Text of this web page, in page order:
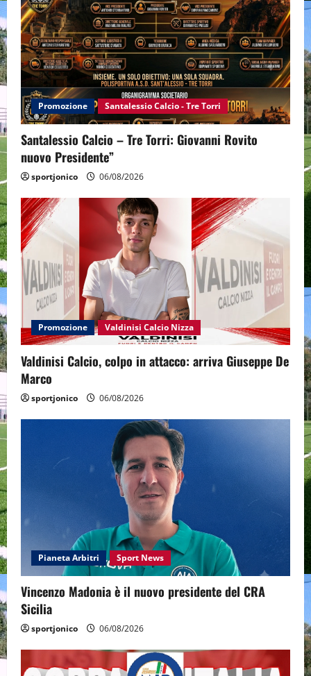
Promozione Santalessio Calcio - Tre Torri
Santalessio Calcio – Tre Torri: Giovanni Rovito
nuovo Presidente”
sportjonico 06/08/2026
Promozione Valdinisi Calcio Nizza
Valdinisi Calcio, colpo in attacco: arriva Giuseppe De
Marco
sportjonico 06/08/2026
Pianeta Arbitri Sport News
Vincenzo Madonia è il nuovo presidente del CRA
Sicilia
sportjonico 06/08/2026